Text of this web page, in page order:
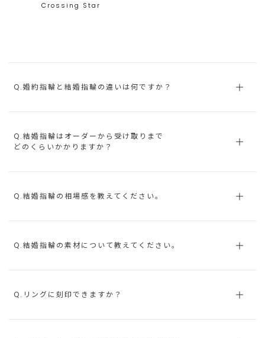
Crossing Star
Q.婚約指輪と結婚指輪の違いは何ですか？
Q.結婚指輪はオーダーから受け取りまで
どのくらいかかりますか？
Q.結婚指輪の相場感を教えてください。
Q.結婚指輪の素材について教えてください。
Q.リングに刻印できますか？